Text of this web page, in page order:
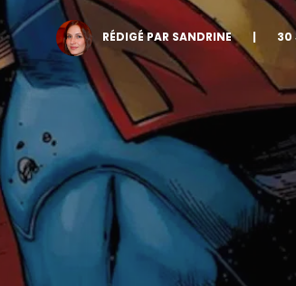
RÉDIGÉ PAR SANDRINE | 30